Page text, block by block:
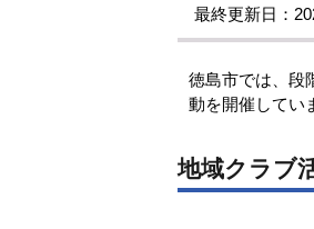
最終更新日：
徳島市では、段
動を開催してい
地域クラブ